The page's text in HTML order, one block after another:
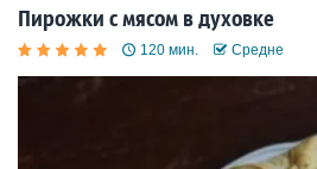
Пирожки с мясом в духовке
120 мин. Средне